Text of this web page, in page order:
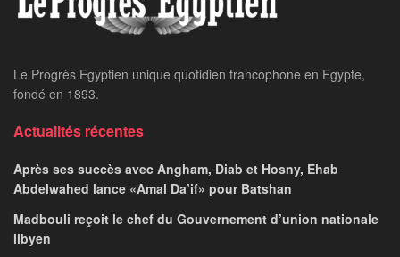
Le Progrès Egyptien unique quotidien francophone en Egypte,
fondé en 1893.
Actualités récentes
Après ses succès avec Angham, Diab et Hosny, Ehab
Abdelwahed lance «Amal Da’if» pour Batshan
Madbouli reçoit le chef du Gouvernement d’union nationale
libyen